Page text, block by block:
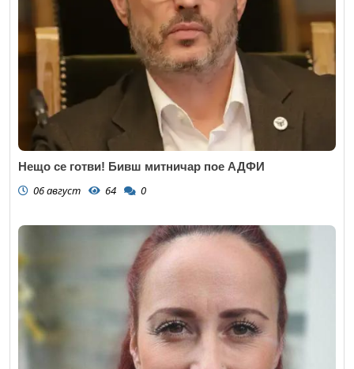
Нещо се готви! Бивш митничар пое АДФИ
06 август 64 0